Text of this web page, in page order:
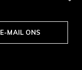
E-MAIL ONS